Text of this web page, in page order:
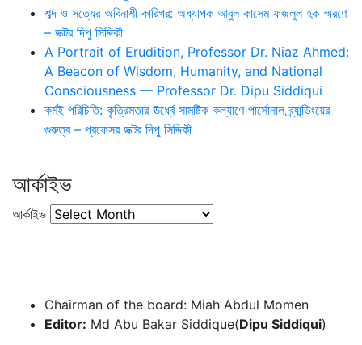
শব্দ ও সত্যের অবিনাশী কারিগর: অধ্যাপক আবুল কাসেম ফজলুল হক স্মরণে
– ডক্টর দিপু সিদ্দিকী
A Portrait of Erudition, Professor Dr. Niaz Ahmed:
A Beacon of Wisdom, Humanity, and National
Consciousness — Professor Dr. Dipu Siddiqui
কর্মই পরিচিতি: কৃত্রিমতার ঊর্ধ্বে সামষ্টিক কল্যাণে পার্সোনাল ব্র্যান্ডিংয়ের
গুরুত্ব – প্রফেসর ডক্টর দিপু সিদ্দিকী
আর্কাইভ
আর্কাইভ
Chairman of the board: Miah Abdul Momen
Editor: Md Abu Bakar Siddique(Dipu Siddiqui)